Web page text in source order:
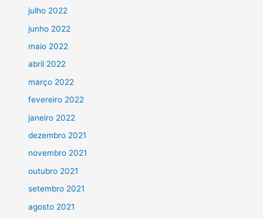
julho 2022
junho 2022
maio 2022
abril 2022
março 2022
fevereiro 2022
janeiro 2022
dezembro 2021
novembro 2021
outubro 2021
setembro 2021
agosto 2021